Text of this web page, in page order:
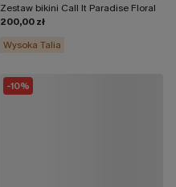
Zestaw bikini Call It Paradise Floral
200,00 zł
Wysoka Talia
-10%